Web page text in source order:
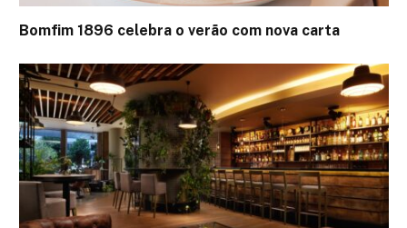
Bomfim 1896 celebra o verão com nova carta